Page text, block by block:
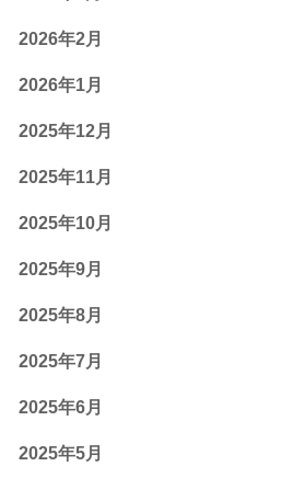
2026年2月
2026年1月
2025年12月
2025年11月
2025年10月
2025年9月
2025年8月
2025年7月
2025年6月
2025年5月